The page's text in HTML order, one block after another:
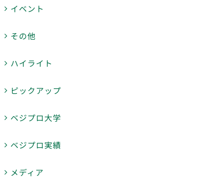
イベント
その他
ハイライト
ピックアップ
ベジプロ大学
ベジプロ実績
メディア